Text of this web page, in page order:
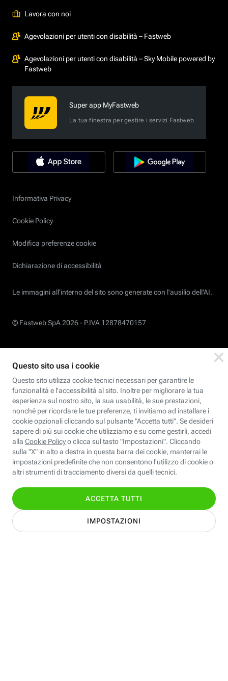
Lavora con noi
Agevolazioni per utenti con disabilità – Fastweb
Agevolazioni per utenti con disabilità – Sky Mobile powered by
Fastweb
Super app MyFastweb
La tua finestra per gestire i servizi Fastweb
Informativa Privacy
Cookie Policy
Modifica preferenze cookie
Dichiarazione di accessibilità
Le immagini all’interno del sito sono generate con l'ausilio dell'AI.
© Fastweb SpA 2026 - P.IVA 12878470157